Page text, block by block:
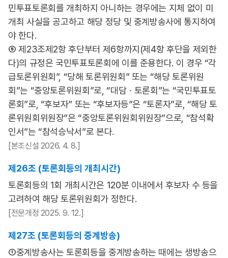
민투표토론회를 개최하지 아니하는 경우에는 지체 없이 미
개최 사실을 공고하고 해당 정당 및 중계방송사에 통지하여
야 한다.
⑥ 제23조제2항 후단부터 제6항까지(제4항 후단을 제외한
다)의 규정은 국민투표토론회에 이를 준용한다. 이 경우 “각
급토론위원회”, “당해 토론위원회” 또는 “해당 토론위원
회”는 “중앙토론위원회”로, “대담ㆍ토론회”는 “국민투표토
론회”로, “후보자” 또는 “후보자등”은 “토론자”로, “해당 토
론위원회위원장”은 “중앙토론위원회위원장”으로, “참석확
인서”는 “참석승낙서”로 본다.
[본조신설 2026. 4. 8.]
제26조 (토론회등의 개최시간)
토론회등의 1회 개최시간은 120분 이내에서 후보자 수 등을
고려하여 해당 토론위원회가 정한다.
[전문개정 2025. 9. 12.]
제27조 (토론회등의 중계방송)
①중계방송사는 토론회등을 중계방송하는 때에는 생방송으